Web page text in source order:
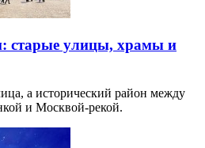
старые улицы, храмы и
а исторический район между
и Москвой-рекой.